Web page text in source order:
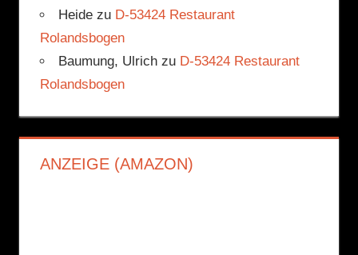
Heidezu D-53424 Restaurant
Rolandsbogen
Baumung, Ulrichzu D-53424 Restaurant
Rolandsbogen
ANZEIGE (AMAZON)